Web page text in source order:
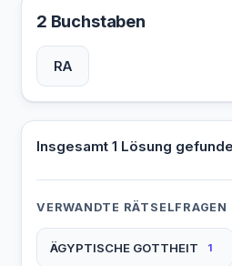
2 Buchstaben
RA
Insgesamt 1 Lösung
VERWANDTE RÄTSELFRAGEN
ÄGYPTISCHE GOTTHEIT 1